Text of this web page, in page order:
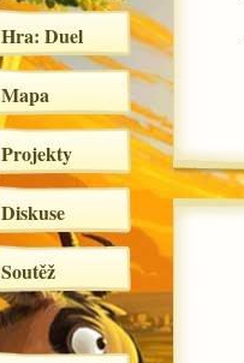
Hra: Duel
Mapa
Projekty
Diskuse
Soutěž